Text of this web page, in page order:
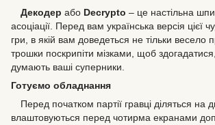
Декодер або Decrypto – це настільна
асоціації. Перед вам українська версія цієї
гри, в якій вам доведеться не тільки весело
трошки поскрипіти мізками, щоб
думають ваші суперники.
Готуємо обладнання
Перед початком партії гравці діляться на
влаштовуються перед чотирма екранами